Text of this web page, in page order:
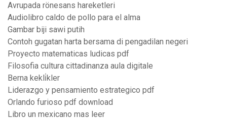
Avrupada rönesans hareketleri
Audiolibro caldo de pollo para el alma
Gambar biji sawi putih
Contoh gugatan harta bersama di pengadilan negeri
Proyecto matematicas ludicas pdf
Filosofia cultura cittadinanza aula digitale
Berna kekli̇kler
Liderazgo y pensamiento estrategico pdf
Orlando furioso pdf download
Libro un mexicano mas leer